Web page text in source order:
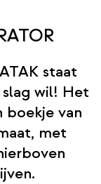
staat
wil! Het
boekje van
met